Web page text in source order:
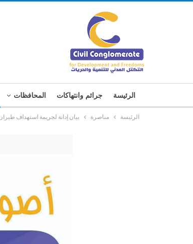
الرئيسة جرائم وانتهاكات المحافظات
الرئيسة مناصرة بيان إدانة لجريمة استهداف